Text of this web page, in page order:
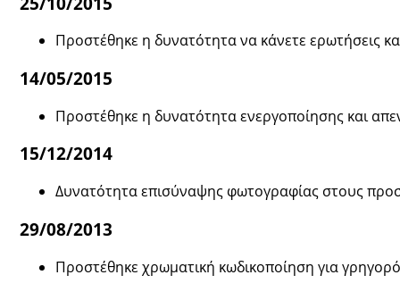
Προστέθηκε η δυνατότητα να κάνετε ερωτήσεις
14/05/2015
Προστέθηκε η δυνατότητα ενεργοποίησης και
15/12/2014
Δυνατότητα επισύναψης φωτογραφίας στους
29/08/2013
Προστέθηκε χρωματική κωδικοποίηση για